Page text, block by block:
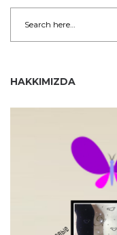
HAKKIMIZDA